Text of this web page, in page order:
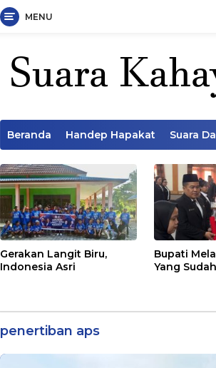
MENU
Beranda Handep Hapakat Suara
Gerakan Langit Biru,
Indonesia Asri
Bupati
Yang
penertiban aps